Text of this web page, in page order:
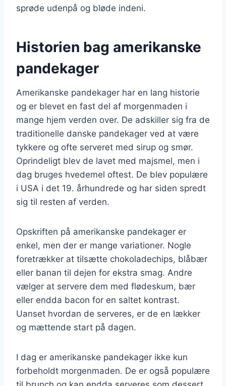
sprøde udenpå og bløde indeni.
Historien bag amerikanske
pandekager
Amerikanske pandekager har en lang historie
og er blevet en fast del af morgenmaden i
mange hjem verden over. De adskiller sig fra de
traditionelle danske pandekager ved at være
tykkere og ofte serveret med sirup og smør.
Oprindeligt blev de lavet med majsmel, men i
dag bruges hvedemel oftest. De blev populære
i USA i det 19. århundrede og har siden spredt
sig til resten af verden.
Opskriften på amerikanske pandekager er
enkel, men der er mange variationer. Nogle
foretrækker at tilsætte chokoladechips, blåbær
eller banan til dejen for ekstra smag. Andre
vælger at servere dem med flødeskum, bær
eller endda bacon for en saltet kontrast.
Uanset hvordan de serveres, er de en lækker
og mættende start på dagen.
I dag er amerikanske pandekager ikke kun
forbeholdt morgenmaden. De er også populære